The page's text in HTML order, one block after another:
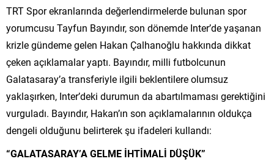
TRT Spor ekranlarında değerlendirmelerde bulunan spor
yorumcusu Tayfun Bayındır, son dönemde Inter’de yaşanan
krizle gündeme gelen Hakan Çalhanoğlu hakkında dikkat
çeken açıklamalar yaptı. Bayındır, milli futbolcunun
Galatasaray’a transferiyle ilgili beklentilere olumsuz
yaklaşırken, Inter’deki durumun da abartılmaması gerektiğini
vurguladı. Bayındır, Hakan’ın son açıklamalarının oldukça
dengeli olduğunu belirterek şu ifadeleri kullandı:
“GALATASARAY’A GELME İHTİMALİ DÜŞÜK”